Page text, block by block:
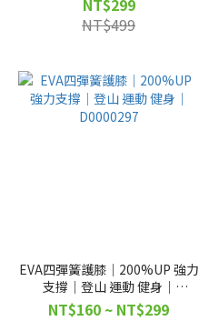
NT$299
NT$499
EVA四彈簧護膝｜200%UP 強力
支撐｜登山 運動 健身｜
D0000297
NT$160 ~ NT$299